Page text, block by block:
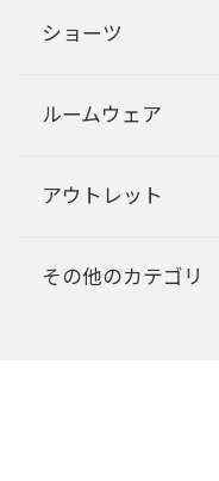
ショーツ
ルームウェア
アウトレット
その他のカテゴリ